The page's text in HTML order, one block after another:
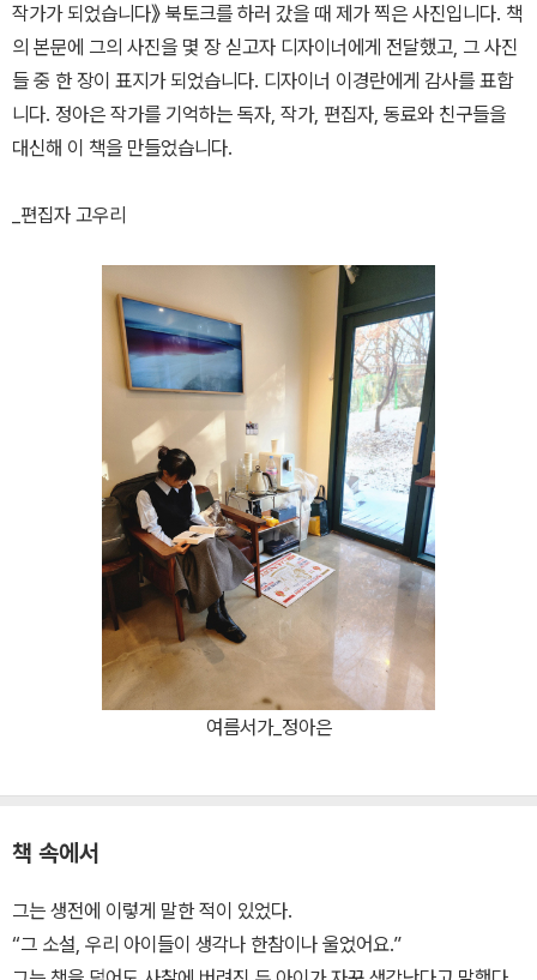
작가가 되었습니다》 북토크를 하러 갔을 때 제가 찍은 사진입니다. 책
의 본문에 그의 사진을 몇 장 싣고자 디자이너에게 전달했고, 그 사진
들 중 한 장이 표지가 되었습니다. 디자이너 이경란에게 감사를 표합
니다. 정아은 작가를 기억하는 독자, 작가, 편집자, 동료와 친구들을
대신해 이 책을 만들었습니다.
_편집자 고우리
여름서가_정아은
책 속에서
그는 생전에 이렇게 말한 적이 있었다.
“그 소설, 우리 아이들이 생각나 한참이나 울었어요.”